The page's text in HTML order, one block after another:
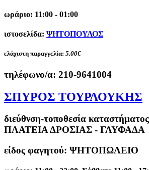
ωράριο: 11:00 - 01:00
ιστοσελίδα: ΨΗΤΟΠΟΥΛΟΣ
ελάχιστη παραγγελία: 5.00€
τηλέφωνο/α: 210-9641004
ΣΠΥΡΟΣ ΤΟΥΡΛΟΥΚΗΣ
διεύθνση-τοποθεσία
ΠΛΑΤΕΙΑ ΔΡΟΣΙΑΣ - ΓΛΥΦΑΔΑ
είδος φαγητού: ΨΗΤΟΠΩΛΕΙΟ